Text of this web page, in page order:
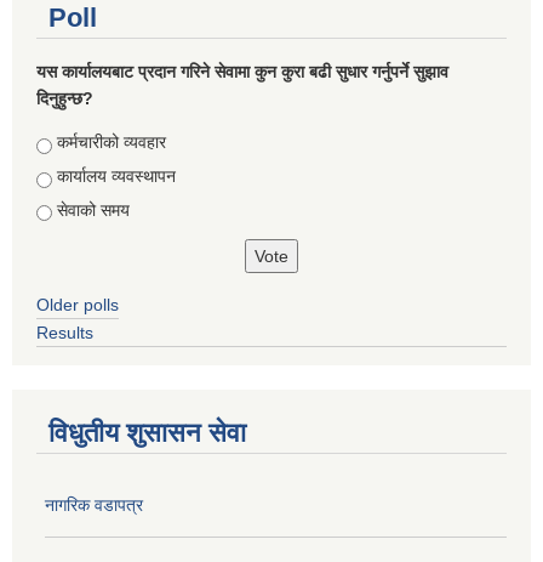
Poll
यस कार्यालयबाट प्रदान गरिने सेवामा कुन कुरा बढी सुधार गर्नुपर्ने सुझाव
दिनुहुन्छ?
Choices
कर्मचारीको व्यवहार
कार्यालय व्यवस्थापन
सेवाको समय
Older polls
Results
विधुतीय शुसासन सेवा
नागरिक वडापत्र